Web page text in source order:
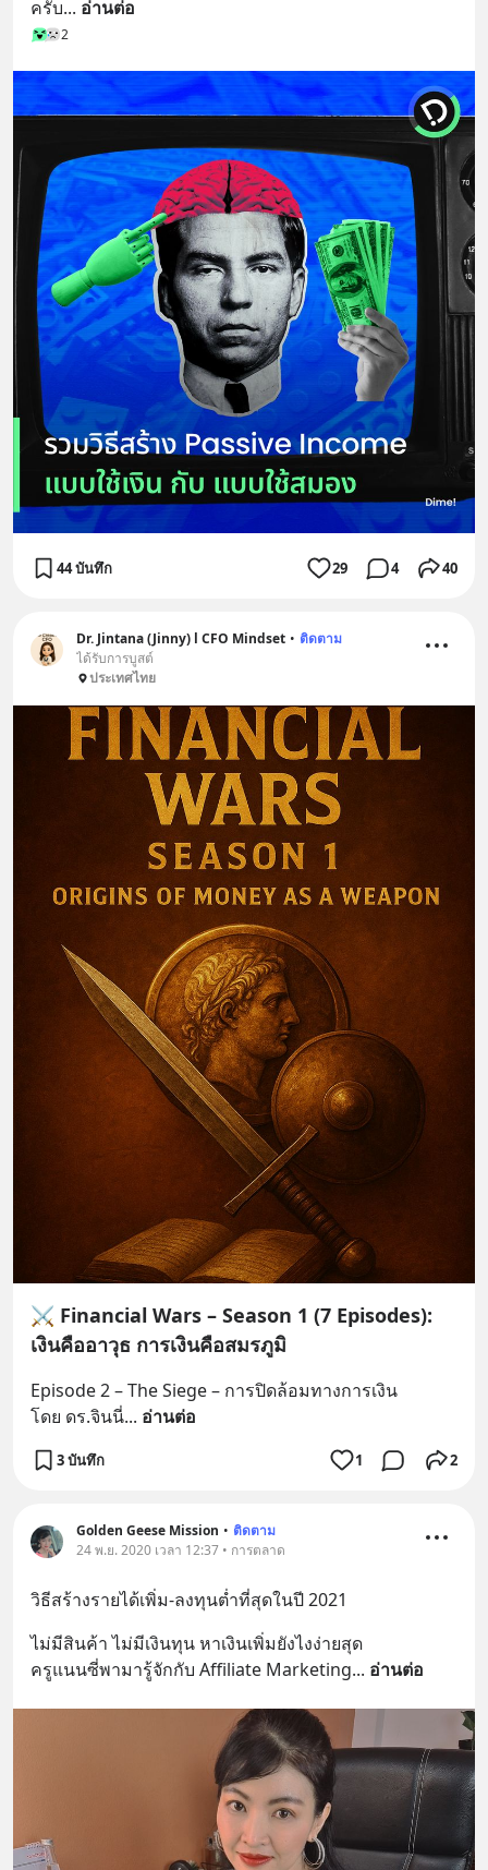
ครับ... อ่านต่อ
2
44 บันทึก 29 4 40
Dr. Jintana (Jinny) l CFO Mindset • ติดตาม
ได้รับการบูสต์
ประเทศไทย
⚔️ Financial Wars – Season 1 (7 Episodes):
เงินคืออาวุธ การเงินคือสมรภูมิ
Episode 2 – The Siege – การปิดล้อมทางการเงิน
โดย ดร.จินนี่... อ่านต่อ
3 บันทึก 1 2
Golden Geese Mission • ติดตาม
24 พ.ย. 2020 เวลา 12:37 • การตลาด
วิธีสร้างรายได้เพิ่ม-ลงทุนต่ำที่สุดในปี 2021
ไม่มีสินค้า ไม่มีเงินทุน หาเงินเพิ่มยังไงง่ายสุด
ครูแนนซี่พามารู้จักกับ Affiliate Marketing... อ่านต่อ